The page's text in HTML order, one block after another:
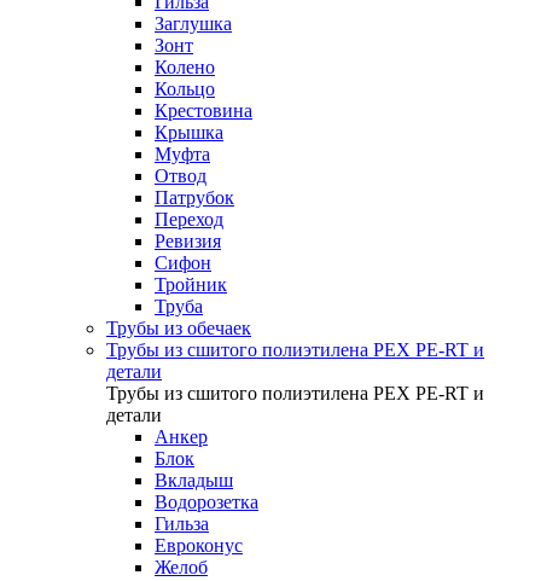
Заглушка
Зонт
Колено
Кольцо
Крестовина
Крышка
Муфта
Отвод
Патрубок
Переход
Ревизия
Сифон
Тройник
Труба
Трубы из обечаек
Трубы из сшитого полиэтилена PEX PE-RT и
детали
Трубы из сшитого полиэтилена PEX PE-RT и
детали
Анкер
Блок
Вкладыш
Водорозетка
Гильза
Евроконус
Желоб